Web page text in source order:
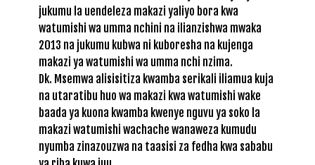
jukumu la uendeleza makazi yaliyo bora kwa
watumishi wa umma nchini na ilianzishwa mwaka
2013 na jukumu kubwa ni kuboresha na kujenga
makazi ya watumishi wa umma nchi nzima.
Dk. Msemwa alisisitiza kwamba serikali iliamua kuja
na utaratibu huo wa makazi kwa watumishi wake
baada ya kuona kwamba kwenye nguvu ya soko la
makazi watumishi wachache wanaweza kumudu
nyumba zinazouzwa na taasisi za fedha kwa sababu